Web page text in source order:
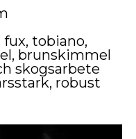
fux, tobiano,
brunskimmel
skogsarbete
robust